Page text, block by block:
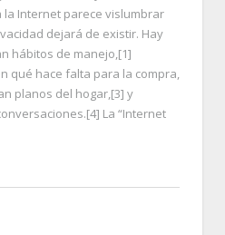
la Internet parece vislumbrar
dejará de existir. Hay
hábitos de manejo,[1]
qué hace falta para la compra,
planos del hogar,[3] y
La “Internet